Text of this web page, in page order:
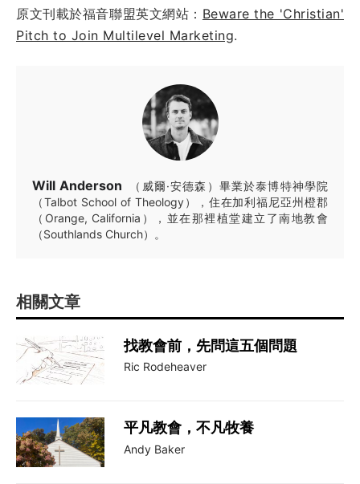
原文刊載於福音聯盟英文網站： Beware the 'Christian'
Pitch to Join Multilevel Marketing.
Will Anderson
（威爾·安德森）畢業於泰博特神學院
（Talbot School of Theology），住在加利福尼亞州橙郡
（Orange, California），並在那裡植堂建立了南地教會
（Southlands Church）。
相關文章
找教會前，先問這五個問題
Ric Rodeheaver
平凡教會，不凡牧養
Andy Baker